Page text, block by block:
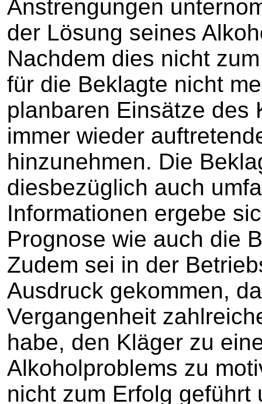
Anstrengungen
der Lösung seines
Nachdem dies nicht
für die Beklagte nicht
planbaren Einsätze des
immer wieder
hinzunehmen. Die
diesbezüglich auch
Informationen ergebe
Prognose wie auch die
Zudem sei in der
Ausdruck gekommen,
Vergangenheit
habe, den Kläger zu
Alkoholproblems zu
nicht zum Erfolg